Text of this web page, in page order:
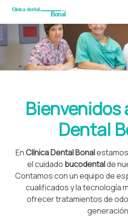
Bienvenidos
Dental
EnClínica Dental Bonal
el cuidado bucodentalde
Contamos con un equipo de
cualificados y la tecnología
ofrecer tratamientos de